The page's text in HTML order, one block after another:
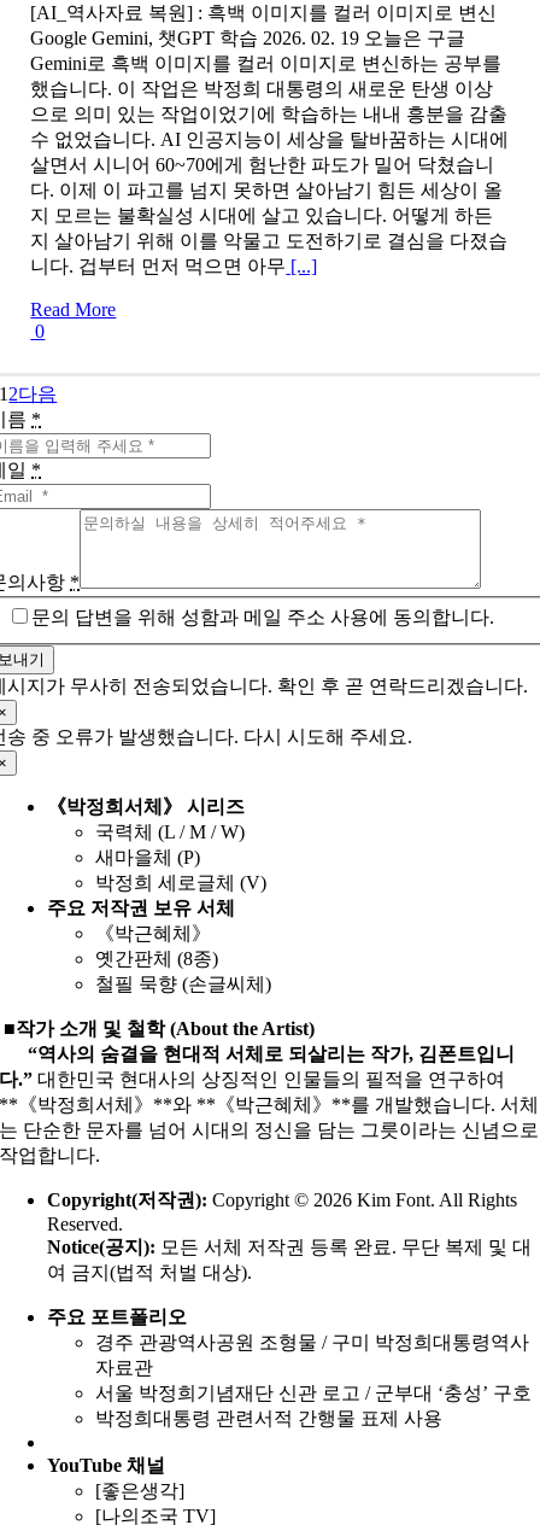
[AI_역사자료 복원] : 흑백 이미지를 컬러 이미지로 변신
Google Gemini, 챗GPT 학습 2026. 02. 19 오늘은 구글
Gemini로 흑백 이미지를 컬러 이미지로 변신하는 공부를
했습니다. 이 작업은 박정희 대통령의 새로운 탄생 이상
으로 의미 있는 작업이었기에 학습하는 내내 흥분을 감출
수 없었습니다. AI 인공지능이 세상을 탈바꿈하는 시대에
살면서 시니어 60~70에게 험난한 파도가 밀어 닥쳤습니
다. 이제 이 파고를 넘지 못하면 살아남기 힘든 세상이 올
지 모르는 불확실성 시대에 살고 있습니다. 어떻게 하든
지 살아남기 위해 이를 악물고 도전하기로 결심을 다졌습
니다. 겁부터 먼저 먹으면 아무 [...]
Read More
0
1 2다음
름 *
일 *
의사항 *
문의 답변을 위해 성함과 메일 주소 사용에 동의합니다.
내기
시지가 무사히 전송되었습니다. 확인 후 곧 연락드리겠습니다.
송 중 오류가 발생했습니다. 다시 시도해 주세요.
《박정희서체》 시리즈
국력체 (L / M / W)
새마을체 (P)
박정희 세로글체 (V)
주요 저작권 보유 서체
《박근혜체》
옛간판체 (8종)
철필 묵향 (손글씨체)
■작가 소개 및 철학 (About the Artist)
“역사의 숨결을 현대적 서체로 되살리는 작가, 김폰트입니
다.” 대한민국 현대사의 상징적인 인물들의 필적을 연구하여
**《박정희서체》**와 **《박근혜체》**를 개발했습니다. 서체
는 단순한 문자를 넘어 시대의 정신을 담는 그릇이라는 신념으로
작업합니다.
Copyright(저작권): Copyright © 2026 Kim Font. All Rights
Reserved.
Notice(공지): 모든 서체 저작권 등록 완료. 무단 복제 및 대
여 금지(법적 처벌 대상).
주요 포트폴리오
경주 관광역사공원 조형물 / 구미 박정희대통령역사
자료관
서울 박정희기념재단 신관 로고 / 군부대 ‘충성’ 구호
박정희대통령 관련서적 간행물 표제 사용
YouTube채널
[좋은생각]
[나의조국 TV]